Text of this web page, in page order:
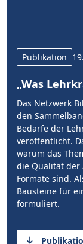
Publikation
„Was
Das Netzwerk
den
Bedarfe der
veröffentlicht.
warum das
die Qualität der
Formate sind.
Bausteine für
formuliert.